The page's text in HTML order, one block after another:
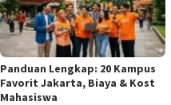
Panduan Lengkap: 20 Kampus
Favorit Jakarta, Biaya & Kost
Mahasiswa